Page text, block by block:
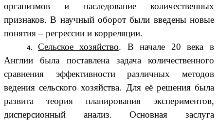
организмов и наследование количественных
признаков. В научный оборот были введены новые
понятия – регрессии и корреляции.
Сельское хозяйство. В начале 20 века в
Англии была поставлена задача количественного
сравнения эффективности различных методов
ведения сельского хозяйства. Для её решения была
развита теория планирования экспериментов,
дисперсионный анализ. Основная заслуга